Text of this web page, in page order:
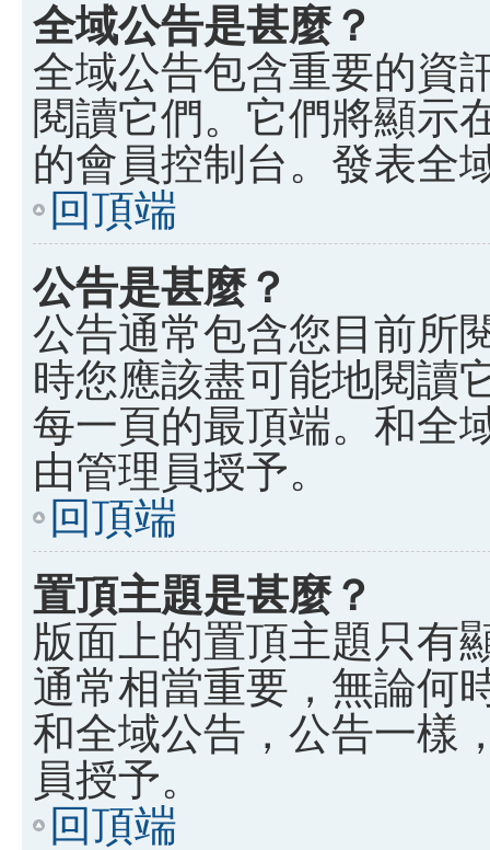
全域公告是甚麼？
全域公告包含重要的資
閱讀它們。它們將顯示
的會員控制台。發表全
回頂端
公告是甚麼？
公告通常包含您目前所
時您應該盡可能地閱讀
每一頁的最頂端。和全
由管理員授予。
回頂端
置頂主題是甚麼？
版面上的置頂主題只有
通常相當重要，無論何
和全域公告，公告一樣
員授予。
回頂端